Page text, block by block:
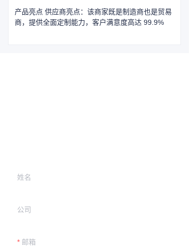
产品亮点 供应商亮点：该商家既是制造商也是贸易
商，提供全面定制能力，客户满意度高达 99.9%
姓名
公司
邮箱